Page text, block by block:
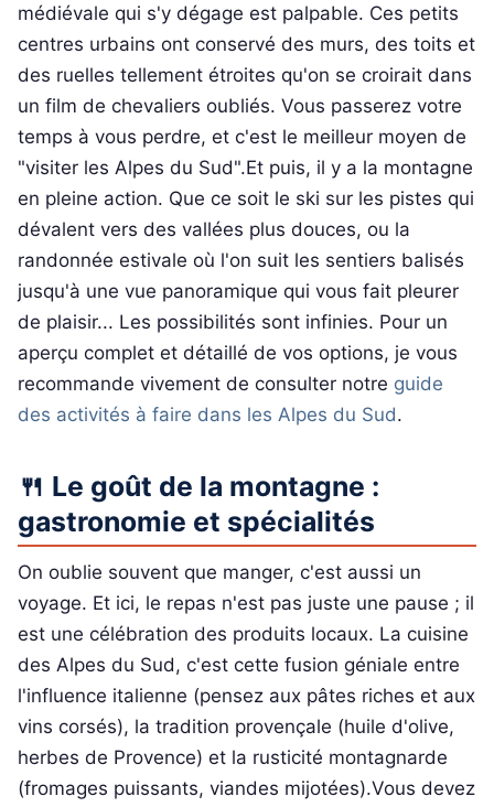
médiévale qui s'y dégage est palpable. Ces petits
centres urbains ont conservé des murs, des toits et
des ruelles tellement étroites qu'on se croirait dans
un film de chevaliers oubliés. Vous passerez votre
temps à vous perdre, et c'est le meilleur moyen de
"visiter les Alpes du Sud".Et puis, il y a la montagne
en pleine action. Que ce soit le ski sur les pistes qui
dévalent vers des vallées plus douces, ou la
randonnée estivale où l'on suit les sentiers balisés
jusqu'à une vue panoramique qui vous fait pleurer
de plaisir... Les possibilités sont infinies. Pour un
aperçu complet et détaillé de vos options, je vous
recommande vivement de consulter notre guide
des activités à faire dans les Alpes du Sud.
🍴 Le goût de la montagne :
gastronomie et spécialités
On oublie souvent que manger, c'est aussi un
voyage. Et ici, le repas n'est pas juste une pause ; il
est une célébration des produits locaux. La cuisine
des Alpes du Sud, c'est cette fusion géniale entre
l'influence italienne (pensez aux pâtes riches et aux
vins corsés), la tradition provençale (huile d'olive,
herbes de Provence) et la rusticité montagnarde
(fromages puissants, viandes mijotées).Vous devez